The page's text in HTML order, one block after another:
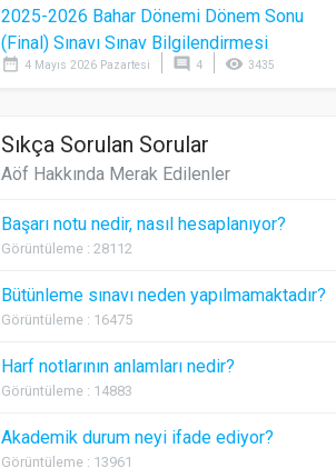
2025-2026 Bahar Dönemi Dönem Sonu
(Final) Sınavı Sınav Bilgilendirmesi
date_range 4 Mayıs 2026 Pazartesi comment 4 visibility 3435
Sıkça Sorulan Sorular
Aöf Hakkında Merak Edilenler
Başarı notu nedir, nasıl hesaplanıyor?
Görüntüleme : 28112
Bütünleme sınavı neden yapılmamaktadır?
Görüntüleme : 16475
Harf notlarının anlamları nedir?
Görüntüleme : 14883
Akademik durum neyi ifade ediyor?
Görüntüleme : 13961